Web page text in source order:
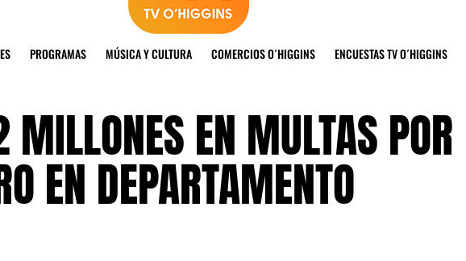
PROGRAMAS MÚSICA Y CULTURA COMERCIOS O´HIGGINS ENCUESTAS TV O´HIGGINS
EN MULTAS POR
EN DEPARTAMENTO